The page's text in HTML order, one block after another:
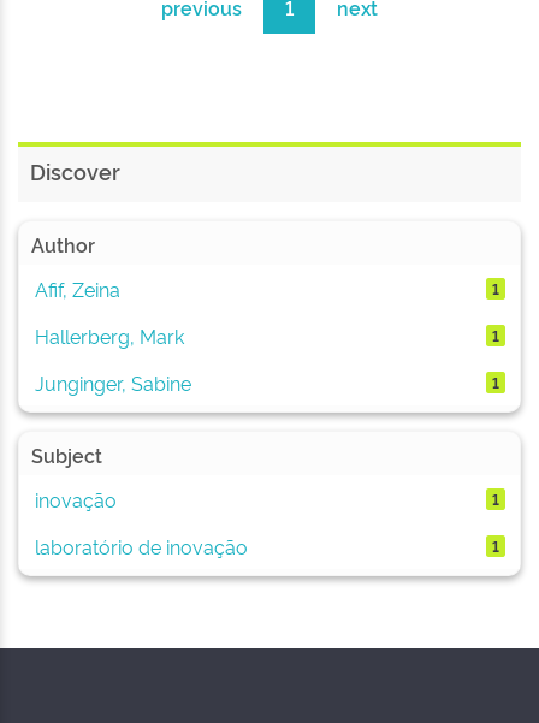
previous 1 next
Discover
Author
Afif, Zeina
1
Hallerberg, Mark 1
Junginger, Sabine 1
Subject
inovação
1
laboratório de inovação 1